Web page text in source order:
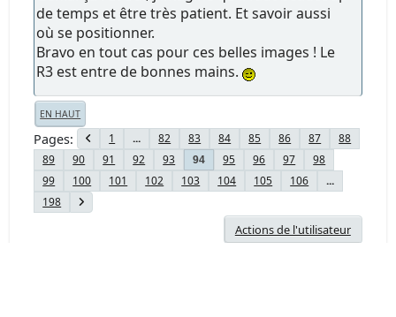
de temps et être très patient. Et savoir aussi
où se positionner.
Bravo en tout cas pour ces belles images ! Le
R3 est entre de bonnes mains.
EN HAUT
Pages 1 ... 82 83 84 85 86 87
88
89
90 91 92 93 94 95 96 97
98
99
100 101 102 103 104 105 106
...
198
Actions de l'utilisateur